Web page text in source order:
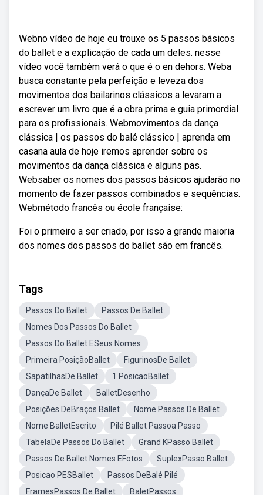
Webno vídeo de hoje eu trouxe os 5 passos básicos
do ballet e a explicação de cada um deles. nesse
vídeo você também verá o que é o en dehors. Weba
busca constante pela perfeição e leveza dos
movimentos dos bailarinos clássicos a levaram a
escrever um livro que é a obra prima e guia primordial
para os profissionais. Webmovimentos da dança
clássica | os passos do balé clássico | aprenda em
casana aula de hoje iremos aprender sobre os
movimentos da dança clássica e alguns pas.
Websaber os nomes dos passos básicos ajudarão no
momento de fazer passos combinados e sequências.
Webmétodo francês ou école française:
Foi o primeiro a ser criado, por isso a grande maioria
dos nomes dos passos do ballet são em francês.
Tags
Passos Do Ballet
Passos De Ballet
Nomes Dos Passos Do Ballet
Passos Do Ballet ESeus Nomes
Primeira PosiçãoBallet
FigurinosDe Ballet
SapatilhasDe Ballet
1 PosicaoBallet
DançaDe Ballet
BalletDesenho
Posições DeBraços Ballet
Nome Passos De Ballet
Nome BalletEscrito
Pilé Ballet Passoa Passo
TabelaDe Passos Do Ballet
Grand KPasso Ballet
Passos De Ballet Nomes EFotos
SuplexPasso Ballet
Posicao PESBallet
Passos DeBalé Pilé
FramesPassos De Ballet
BaletPassos